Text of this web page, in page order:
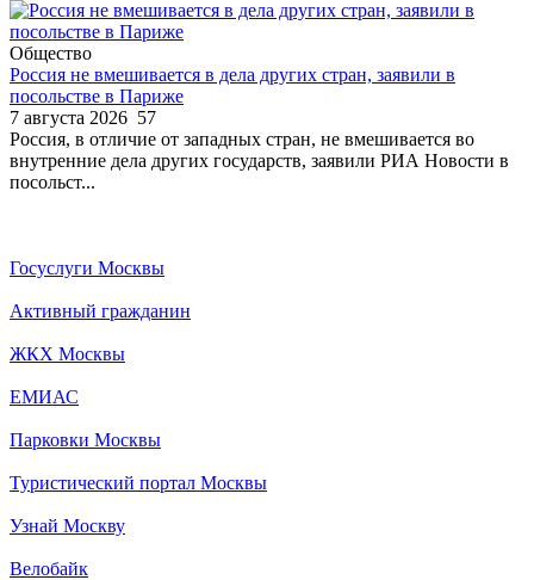
Общество
Россия не вмешивается в дела других стран, заявили в
посольстве в Париже
7 августа 2026 57
Россия, в отличие от западных стран, не вмешивается во
внутренние дела других государств, заявили РИА Новости в
посольст...
Госуслуги Москвы
Активный гражданин
ЖКХ Москвы
ЕМИАС
Парковки Москвы
Туристический портал Москвы
Узнай Москву
Велобайк